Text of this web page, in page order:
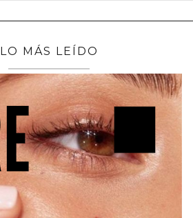
LO MÁS LEÍDO